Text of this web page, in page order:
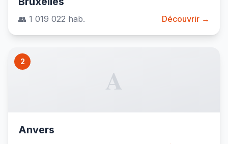
👥 1 019 022 hab. Découvrir →
2
A
Anvers